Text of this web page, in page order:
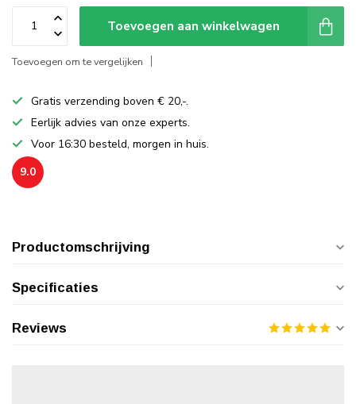
Toevoegen aan winkelwagen
Toevoegen om te vergelijken
Gratis verzending boven € 20,-.
Eerlijk advies van onze experts.
Voor 16:30 besteld, morgen in huis.
9.0
Productomschrijving
Specificaties
Reviews